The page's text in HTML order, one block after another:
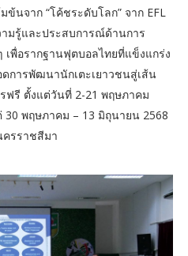
นจาก “โค้ชระดับโลก” จาก EFL
มรู้และประสบการณ์ด้านการ
พื่อรากฐานฟุตบอลไทยที่แข็งแกร่ง
การพัฒนานักเตะเยาวชนสู่เส้น
ฟรี ตั้งแต่วันที่ 2-21 พฤษภาคม
30 พฤษภาคม – 13 มิถุนายน 2568
รราชสีมา